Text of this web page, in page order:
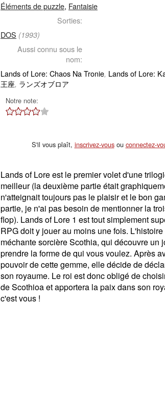
Éléments de puzzle, Fantaisie
Sorties:
DOS (1993)
Aussi connu sous le
nom:
Lands of Lore: Chaos Na Tronie, Lands of Lore:
王座, ランズオブロア
Notre note:
S'il vous plaît, inscrivez-vousou connectez-
Lands of Lore est le premier volet d'une
meilleur (la deuxième partie était
n'atteignait toujours pas le plaisir et le bon
partie, je n'ai pas besoin de mentionner la
flop). Lands of Lore 1 est tout simplement
RPG doit y jouer au moins une fois.
méchante sorcière Scothia, qui découvre un
prendre la forme de qui vous voulez. Après
pouvoir de cette gemme, elle décide de
son royaume. Le roi est donc obligé de
de Scothioa et apportera la paix dans son
c'est vous !